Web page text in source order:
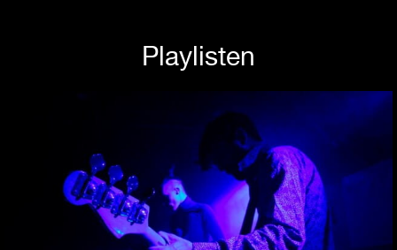
Playlisten